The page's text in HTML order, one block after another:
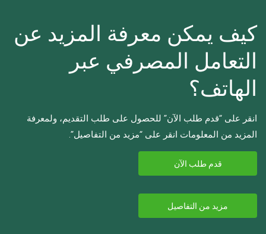
كيف يمكن معرفة المزيد عن
التعامل المصرفي عبر
الهاتف؟
انقر على “قدم طلب الآن” للحصول على طلب التقديم، ولمعرفة
المزيد من المعلومات انقر على “مزيد من التفاصيل”.
قدم طلب الآن
مزيد من التفاصيل